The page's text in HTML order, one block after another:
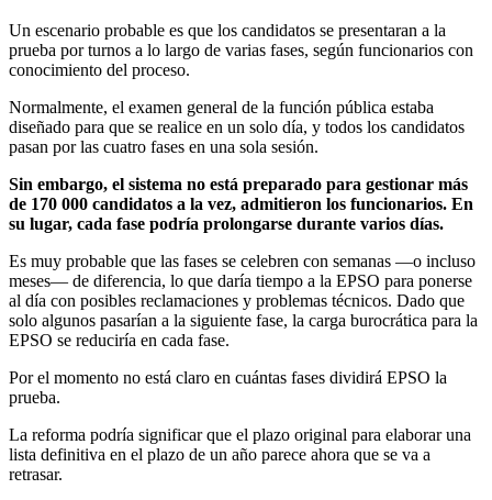
Un escenario probable es que los candidatos se presentaran a la
prueba por turnos a lo largo de varias fases, según funcionarios con
conocimiento del proceso.
Normalmente, el examen general de la función pública estaba
diseñado para que se realice en un solo día, y todos los candidatos
pasan por las cuatro fases en una sola sesión.
Sin embargo, el sistema no está preparado para gestionar más
de 170 000 candidatos a la vez, admitieron los funcionarios. En
su lugar, cada fase podría prolongarse durante varios días.
Es muy probable que las fases se celebren con semanas —o incluso
meses— de diferencia, lo que daría tiempo a la EPSO para ponerse
al día con posibles reclamaciones y problemas técnicos. Dado que
solo algunos pasarían a la siguiente fase, la carga burocrática para la
EPSO se reduciría en cada fase.
Por el momento no está claro en cuántas fases dividirá EPSO la
prueba.
La reforma podría significar que el plazo original para elaborar una
lista definitiva en el plazo de un año parece ahora que se va a
retrasar.